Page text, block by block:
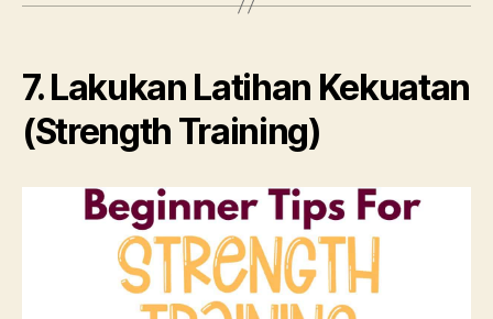
7. Lakukan Latihan Kekuatan
(Strength Training)